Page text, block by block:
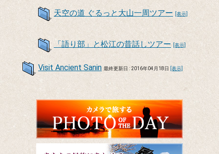
天空の道 ぐるっと大山一周ツアー [表示]
「語り部」と松江の昔話しツアー [表示]
Visit Ancient Sanin 最終更新日 : 2016年04月18日 [表示]